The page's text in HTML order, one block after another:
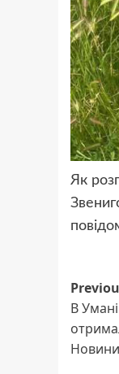
Як
В
Новини